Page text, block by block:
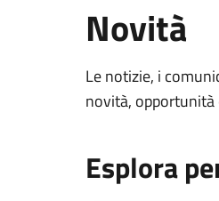
Novità
Le notizie, i
novità, opportunità
Esplora